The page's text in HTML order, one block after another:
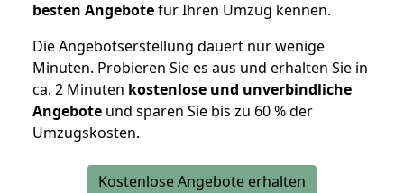
besten Angebotefür Ihren Umzug kennen.
Die Angebotserstellung dauert nur wenige
Minuten. Probieren Sie es aus und erhalten Sie in
ca. 2 Minuten kostenlose und unverbindliche
Angebote und sparen Sie bis zu 60 % der
Umzugskosten.
Kostenlose Angebote erhalten